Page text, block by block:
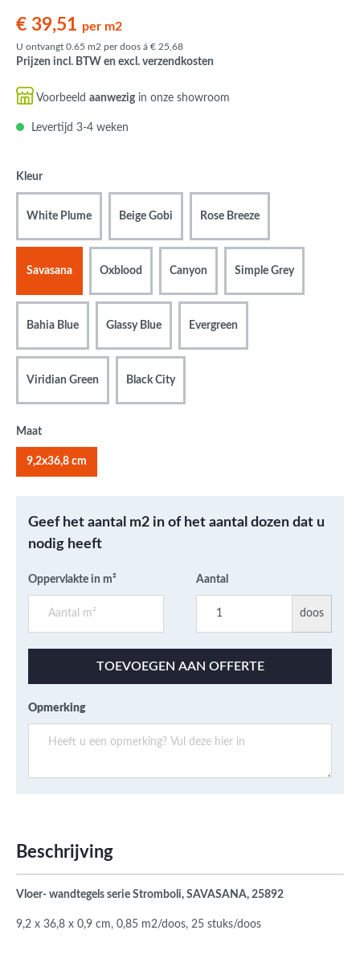
€ 39,51 per m2
U ontvangt 0.65 m2 per doos á € 25,68
Prijzen incl. BTW en excl. verzendkosten
Voorbeeld aanwezigin onze showroom
Levertijd 3-4 weken
Kleur
White Plume Beige Gobi Rose Breeze
Savasana Oxblood Canyon Simple Grey
Bahia Blue Glassy Blue Evergreen
Viridian Green Black City
Maat
9,2x36,8 cm
Geef het aantal m2 in of het aantal dozen dat u
nodig heeft
Oppervlakte in m² Aantal
doos
TOEVOEGEN AAN OFFERTE
Opmerking
Beschrijving
Vloer- wandtegels serie Stromboli, SAVASANA, 25892
9,2 x 36,8 x 0,9 cm, 0,85 m2/doos, 25 stuks/doos